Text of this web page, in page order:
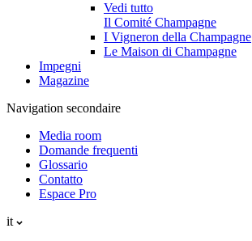
Vedi tutto
Il Comité Champagne
I Vigneron della Champagne
Le Maison di Champagne
Impegni
Magazine
Navigation secondaire
Media room
Domande frequenti
Glossario
Contatto
Espace Pro
it